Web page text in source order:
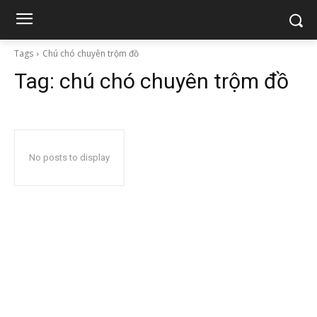
Tags Chú chó chuyên trộm đồ
Tag: chú chó chuyên trộm đồ
No posts to display